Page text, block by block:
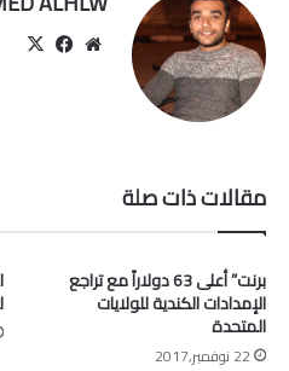
موقعفيسبوك
مقالات ذات صلة
برنت” أعلى 63 دولاراً مع تراجع
الإمدادات الكندية للولايات
المتحدة
22 نوفمبر,2017